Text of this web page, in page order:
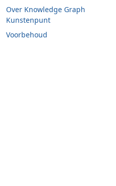
Over Knowledge Graph
Kunstenpunt
Voorbehoud